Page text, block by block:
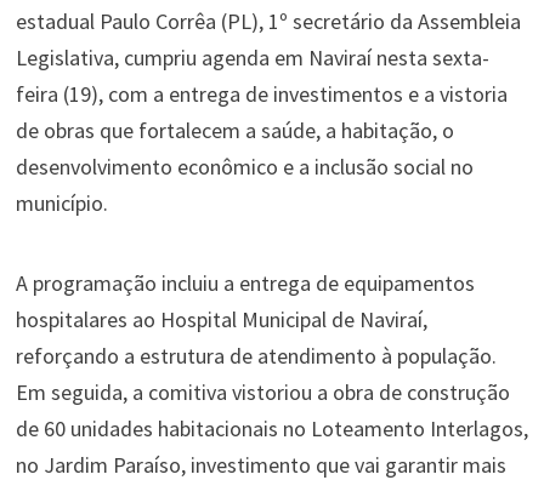
estadual Paulo Corrêa (PL), 1º secretário da Assembleia
Legislativa, cumpriu agenda em Naviraí nesta sexta-
feira (19), com a entrega de investimentos e a vistoria
de obras que fortalecem a saúde, a habitação, o
desenvolvimento econômico e a inclusão social no
município.
A programação incluiu a entrega de equipamentos
hospitalares ao Hospital Municipal de Naviraí,
reforçando a estrutura de atendimento à população.
Em seguida, a comitiva vistoriou a obra de construção
de 60 unidades habitacionais no Loteamento Interlagos,
no Jardim Paraíso, investimento que vai garantir mais